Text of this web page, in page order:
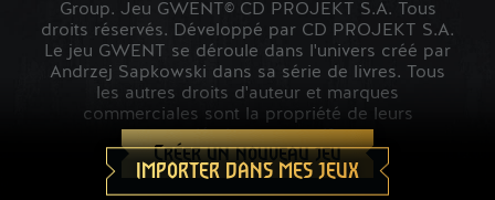
Créer un nouveau jeu
IMPORTER DANS MES JEUX
Group. Jeu GWENT© CD PROJEKT S.A. Tous
droits réservés. Développé par CD PROJEKT S.A.
Le jeu GWENT se déroule dans l'univers créé par
Andrzej Sapkowski dans sa série de livres. Tous
les autres droits d'auteur et marques
commerciales sont la propriété de leurs
propriétaires respectifs.